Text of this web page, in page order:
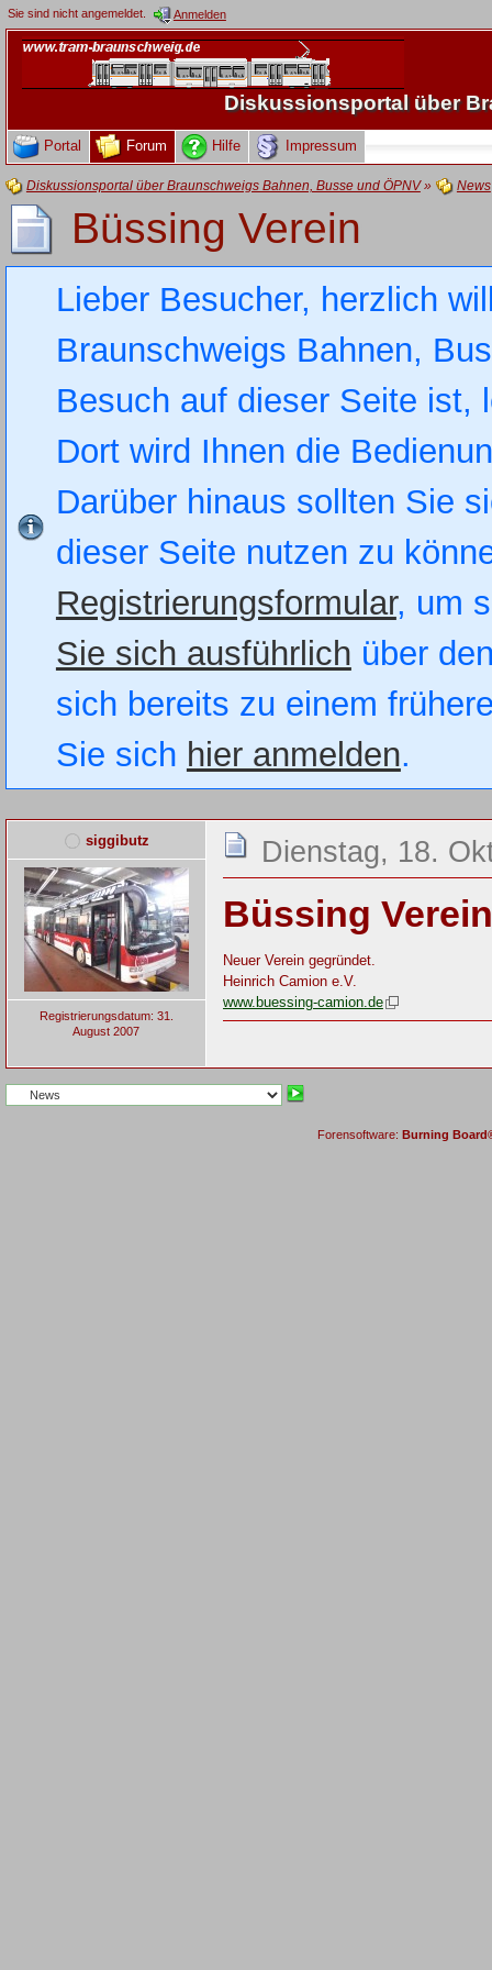
Sie sind nicht angemeldet. Anmelden
Diskussionsportal über
Portal Forum Hilfe Impressum
Diskussionsportal über Braunschweigs Bahnen, Busse und ÖPNV» News
Büssing Verein
Lieber Besucher, herzlich
Braunschweigs Bahnen,
Besuch auf dieser Seite
Dort wird Ihnen die
Darüber hinaus sollten Sie
dieser Seite nutzen zu
Registrierungsformular, um
Sie sich ausführlich über
sich bereits zu einem
Sie sich hier anmelden.
siggibutz
Registrierungsdatum: 31.
August 2007
Dienstag, 18.
Büssing Verein
Neuer Verein gegründet.
Heinrich Camion e.V.
www.buessing-camion.de
Forensoftware: Burning